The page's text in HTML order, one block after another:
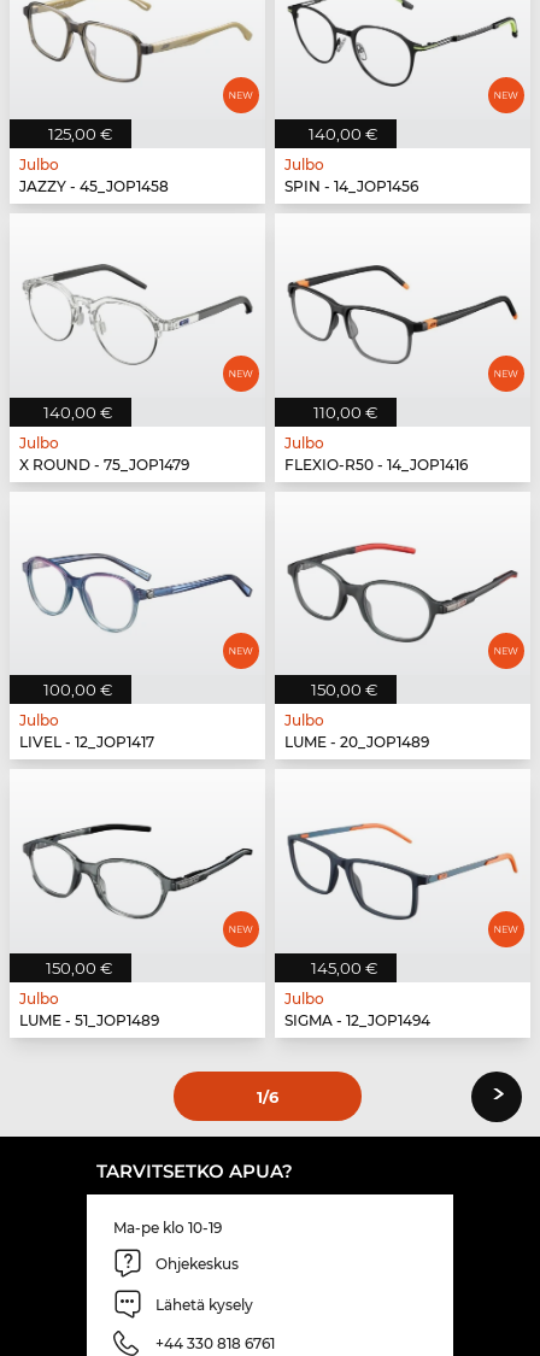
125,00 €
Julbo
JAZZY - 45_JOP1458
140,00 €
Julbo
SPIN - 14_JOP1456
140,00 €
Julbo
X ROUND - 75_JOP1479
110,00 €
Julbo
FLEXIO-R50 - 14_JOP1416
100,00 €
Julbo
LIVEL - 12_JOP1417
150,00 €
Julbo
LUME - 20_JOP1489
150,00 €
Julbo
LUME - 51_JOP1489
145,00 €
Julbo
SIGMA - 12_JOP1494
1/6 ›
TARVITSETKO APUA?
Ma-pe klo 10-19
Ohjekeskus
Lähetä kysely
+44 330 818 6761